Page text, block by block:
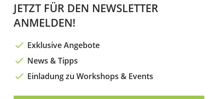
JETZT FÜR DEN NEWSLETTER
ANMELDEN!
Exklusive Angebote
News & Tipps
Einladung zu Workshops & Events